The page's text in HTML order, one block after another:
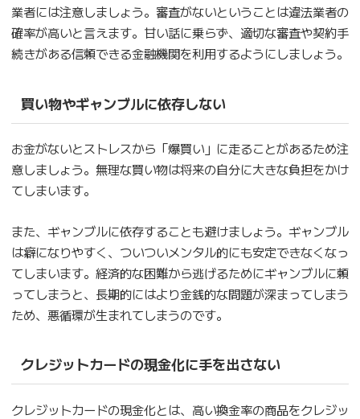
業者には注意しましょう。審査がないということは違法業者の
確率が高いと言えます。甘い話に乗らず、適切な審査や契約手
続きがある信頼できる金融機関を利用するようにしましょう。
買い物やギャンブルに依存しない
お金がないとストレスから「爆買い」に走ることがあるため注
意しましょう。無理な買い物は将来の自分に大きな負担をかけ
てしまいます。
また、ギャンブルに依存することも避けましょう。ギャンブル
は癖になりやすく、ついついメンタル的にも安定できなくなっ
てしまいます。経済的な困難から逃げるためにギャンブルに頼
ってしまうと、長期的にはより金銭的な問題が深まってしまう
ため、悪循環が生まれてしまうのです。
クレジットカードの現金化に手を出さない
クレジットカードの現金化とは、高い換金率の商品をクレジッ